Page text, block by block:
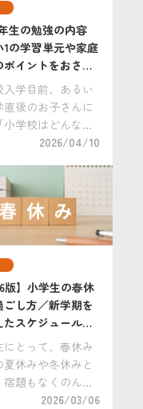
生の勉強の内容
1の学習単元や家庭
ポイントをおさえ
入学目前、あるい
直後のお子さんに
小学校はどんなと
な」「どんな先生
などの期待とと
んな勉強をする
」「勉強が難しか
うしよう」など
っとした不安もあ
2026/04/10
版】小学生の春休
ごし方／新学期を
たスケジュールの
にとって、春休み
夏休みや冬休みと
宿題もなくのんび
ごすことができる
2026/03/06